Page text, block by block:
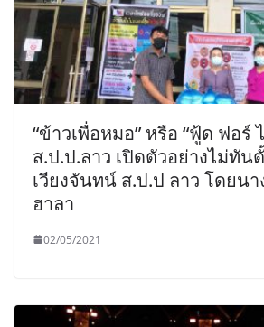
“ข้าวเพื่อหมอ” หรือ “ฟู้ด ฟอร์
ส.ป.ป.ลาว เปิดตัวอย่างไม่ทัน
เวียงจันทน์ ส.ป.ป ลาว โดยน
ฮาลา
02/05/2021